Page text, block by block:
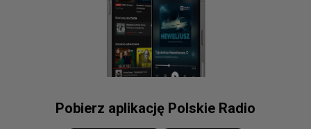
Pobierz aplikację Polskie Radio